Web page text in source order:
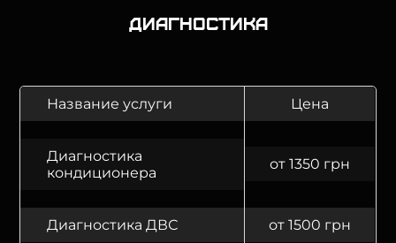
Диагностика
Название услуги Цена
Диагностика
кондиционера
от 1350 грн
Диагностика ДВС от 1500 грн